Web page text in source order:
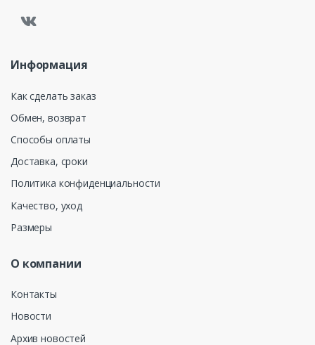
Информация
Как сделать заказ
Обмен, возврат
Способы оплаты
Доставка, сроки
Политика конфиденциальности
Качество, уход
Размеры
О компании
Контакты
Новости
Архив новостей